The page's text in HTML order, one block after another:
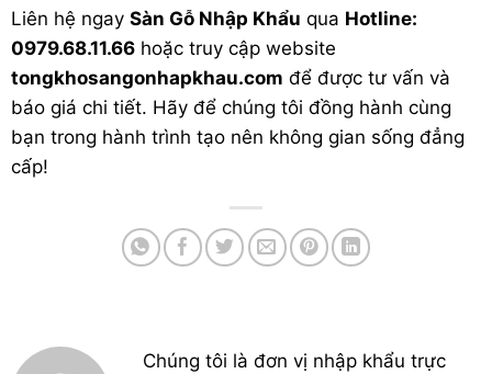
Liên hệ ngay Sàn Gỗ Nhập Khẩu qua Hotline:
0979.68.11.66 hoặc truy cập website
tongkhosangonhapkhau.com để được tư vấn và
báo giá chi tiết. Hãy để chúng tôi đồng hành cùng
bạn trong hành trình tạo nên không gian sống đẳng
cấp!
Chúng tôi là đơn vị nhập khẩu trực